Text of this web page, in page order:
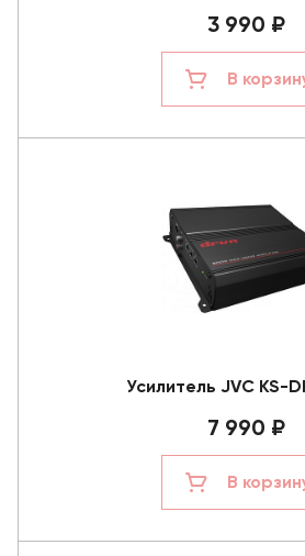
3 990 ₽
В
Усилитель JVC KS-
7 990 ₽
В